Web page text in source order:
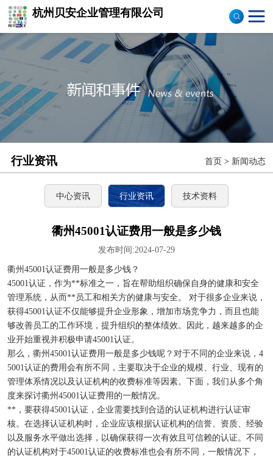
杭州贝安企业管理有限公司
行业资讯 首页 > 新闻动态
中心资讯 行业资讯 技术资料
衢州45001认证费用一般是多少钱
发布时间:2024-07-29
衢州45001认证费用一般是多少钱？
45001认证，作为**标准之一，旨在帮助组织确保自身的健康和安全
管理系统，从而**员工和相关方的健康与安全。 对于很多企业来说，
获得45001认证不仅能够提升企业形象，增加市场竞争力，而且也能
够改善员工的工作环境，提升组织的整体绩效。因此，越来越多的企
业开始重视并积极申请45001认证。
那么，衢州45001认证费用一般是多少钱呢？对于不同的企业来说，4
5001认证的费用会有所不同，主要取决于企业的规模、行业、现有的
管理体系情况以及认证机构的收费标准等因素。下面，我们从多个角
度来探讨衢州45001认证费用的一般情况。
**，要获得45001认证，企业需要找到合适的认证机构进行认证审
核。在选择认证机构时，企业应该根据认证机构的信誉、资质、经验
以及服务水平做出选择，以确保获得一次有效且可信赖的认证。不同
的认证机构对于45001认证的收费标准也会有所不同，一般情况下，
商品售后服务评价体系
认证
ISO9001认证
ISO14001认证
CCC认证
TS16949认证
CQC志愿产品认证
OHS18000